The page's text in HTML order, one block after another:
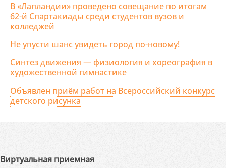
В «Лапландии» проведено совещание по итогам
62-й Спартакиады среди студентов вузов и
колледжей
Не упусти шанс увидеть город по-новому!
Синтез движения — физиология и хореография в
художественной гимнастике
Объявлен приём работ на Всероссийский конкурс
детского рисунка
Виртуальная приемная